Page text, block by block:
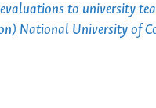
to university
National University of